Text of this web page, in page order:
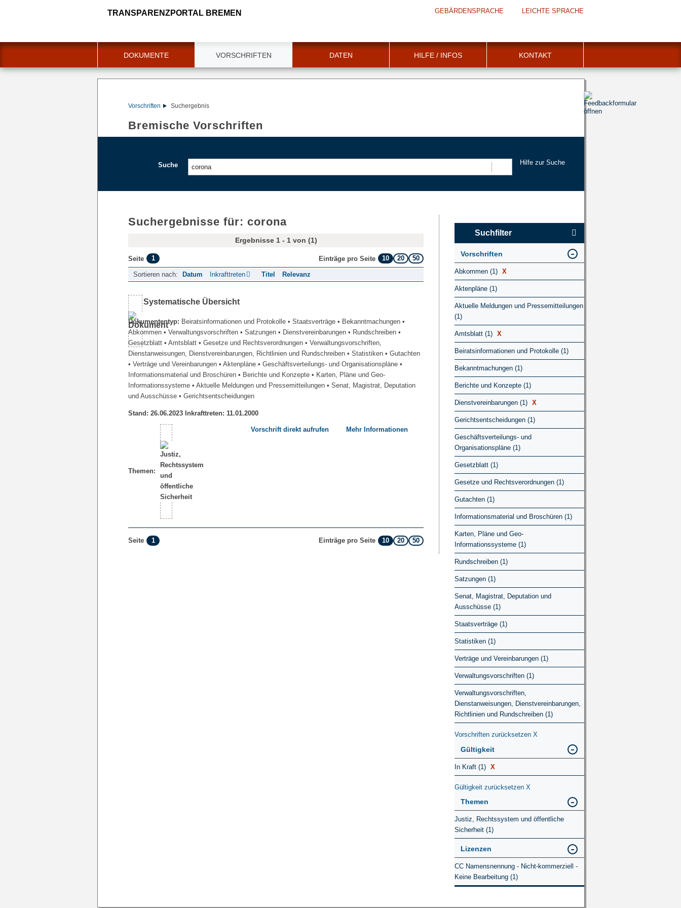
TRANSPARENZPORTAL BREMEN GEBÄRDENSPRACHE LEICHTE SPRACHE
DOKUMENTE VORSCHRIFTEN DATEN HILFE / INFOS KONTAKT
Vorschriften Suchergebnis
Bremische Vorschriften
Suche
Hilfe zur Suche
Suchergebnisse für: corona
Ergebnisse 1 - 1 von (1)
Seite 1 Einträge pro Seite 10 20 50
Sortieren nach: Datum Inkrafttreten Titel Relevanz
Systematische Übersicht
Dokumententyp: Beiratsinformationen und Protokolle • Staatsverträge • Bekanntmachungen •
Abkommen • Verwaltungsvorschriften • Satzungen • Dienstvereinbarungen • Rundschreiben •
Gesetzblatt • Amtsblatt • Gesetze und Rechtsverordnungen • Verwaltungsvorschriften,
Dienstanweisungen, Dienstvereinbarungen, Richtlinien und Rundschreiben • Statistiken • Gutachten
• Verträge und Vereinbarungen • Aktenpläne • Geschäftsverteilungs- und Organisationspläne •
Informationsmaterial und Broschüren • Berichte und Konzepte • Karten, Pläne und Geo-
Informationssysteme • Aktuelle Meldungen und Pressemitteilungen • Senat, Magistrat, Deputation
und Ausschüsse • Gerichtsentscheidungen
Stand: 26.06.2023 Inkrafttreten: 11.01.2000
Themen:
Vorschrift direkt aufrufen Mehr Informationen
Seite 1 Einträge pro Seite 10 20 50
Suchfilter
Vorschriften
Abkommen (1) X
Aktenpläne (1)
Aktuelle Meldungen und Pressemitteilungen
(1)
Amtsblatt (1) X
Beiratsinformationen und Protokolle (1)
Bekanntmachungen (1)
Berichte und Konzepte (1)
Dienstvereinbarungen (1) X
Gerichtsentscheidungen (1)
Geschäftsverteilungs- und
Organisationspläne (1)
Gesetzblatt (1)
Gesetze und Rechtsverordnungen (1)
Gutachten (1)
Informationsmaterial und Broschüren (1)
Karten, Pläne und Geo-
Informationssysteme (1)
Rundschreiben (1)
Satzungen (1)
Senat, Magistrat, Deputation und
Ausschüsse (1)
Staatsverträge (1)
Statistiken (1)
Verträge und Vereinbarungen (1)
Verwaltungsvorschriften (1)
Verwaltungsvorschriften,
Dienstanweisungen, Dienstvereinbarungen,
Richtlinien und Rundschreiben (1)
Vorschriften zurücksetzen X
Gültigkeit
In Kraft (1) X
Gültigkeit zurücksetzen X
Themen
Justiz, Rechtssystem und öffentliche
Sicherheit (1)
Lizenzen
CC Namensnennung - Nicht-kommerziell -
Keine Bearbeitung (1)